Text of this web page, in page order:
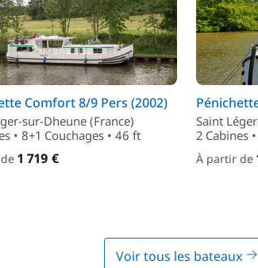
Comfort 8/9 Pers (2002)
sur-Dheune (France)
• 8+1 Couchages • 46 ft
1 719 €
Saint
2 Cabines
À partir de
Voir tous les bateaux